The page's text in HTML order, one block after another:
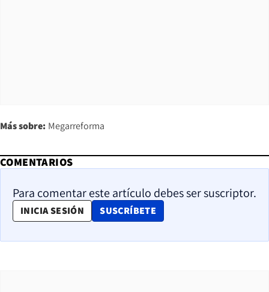
Más sobre: Megarreforma
COMENTARIOS
Para comentar este artículo debes ser suscriptor.
INICIA SESIÓN SUSCRÍBETE
OPENS IN NEW WINDOW